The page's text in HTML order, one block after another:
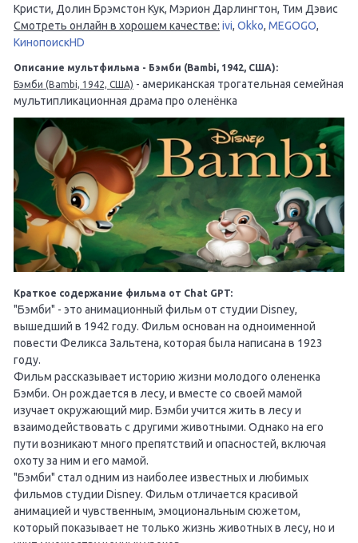
Кристи, Долин Брэмстон Кук, Мэрион Дарлингтон, Тим Дэвис
Смотреть онлайн в хорошем качестве: ivi, Okko, MEGOGO,
КинопоискHD
Описание мультфильма - Бэмби (Bambi, 1942, США):
Бэмби (Bambi, 1942, США) - американская трогательная семейная
мультипликационная драма про оленёнка
Краткое содержание фильма от Chat GPT:
"Бэмби" - это анимационный фильм от студии Disney,
вышедший в 1942 году. Фильм основан на одноименной
повести Феликса Зальтена, которая была написана в 1923
году.
Фильм рассказывает историю жизни молодого олененка
Бэмби. Он рождается в лесу, и вместе со своей мамой
изучает окружающий мир. Бэмби учится жить в лесу и
взаимодействовать с другими животными. Однако на его
пути возникают много препятствий и опасностей, включая
охоту за ним и его мамой.
"Бэмби" стал одним из наиболее известных и любимых
фильмов студии Disney. Фильм отличается красивой
анимацией и чувственным, эмоциональным сюжетом,
который показывает не только жизнь животных в лесу, но и